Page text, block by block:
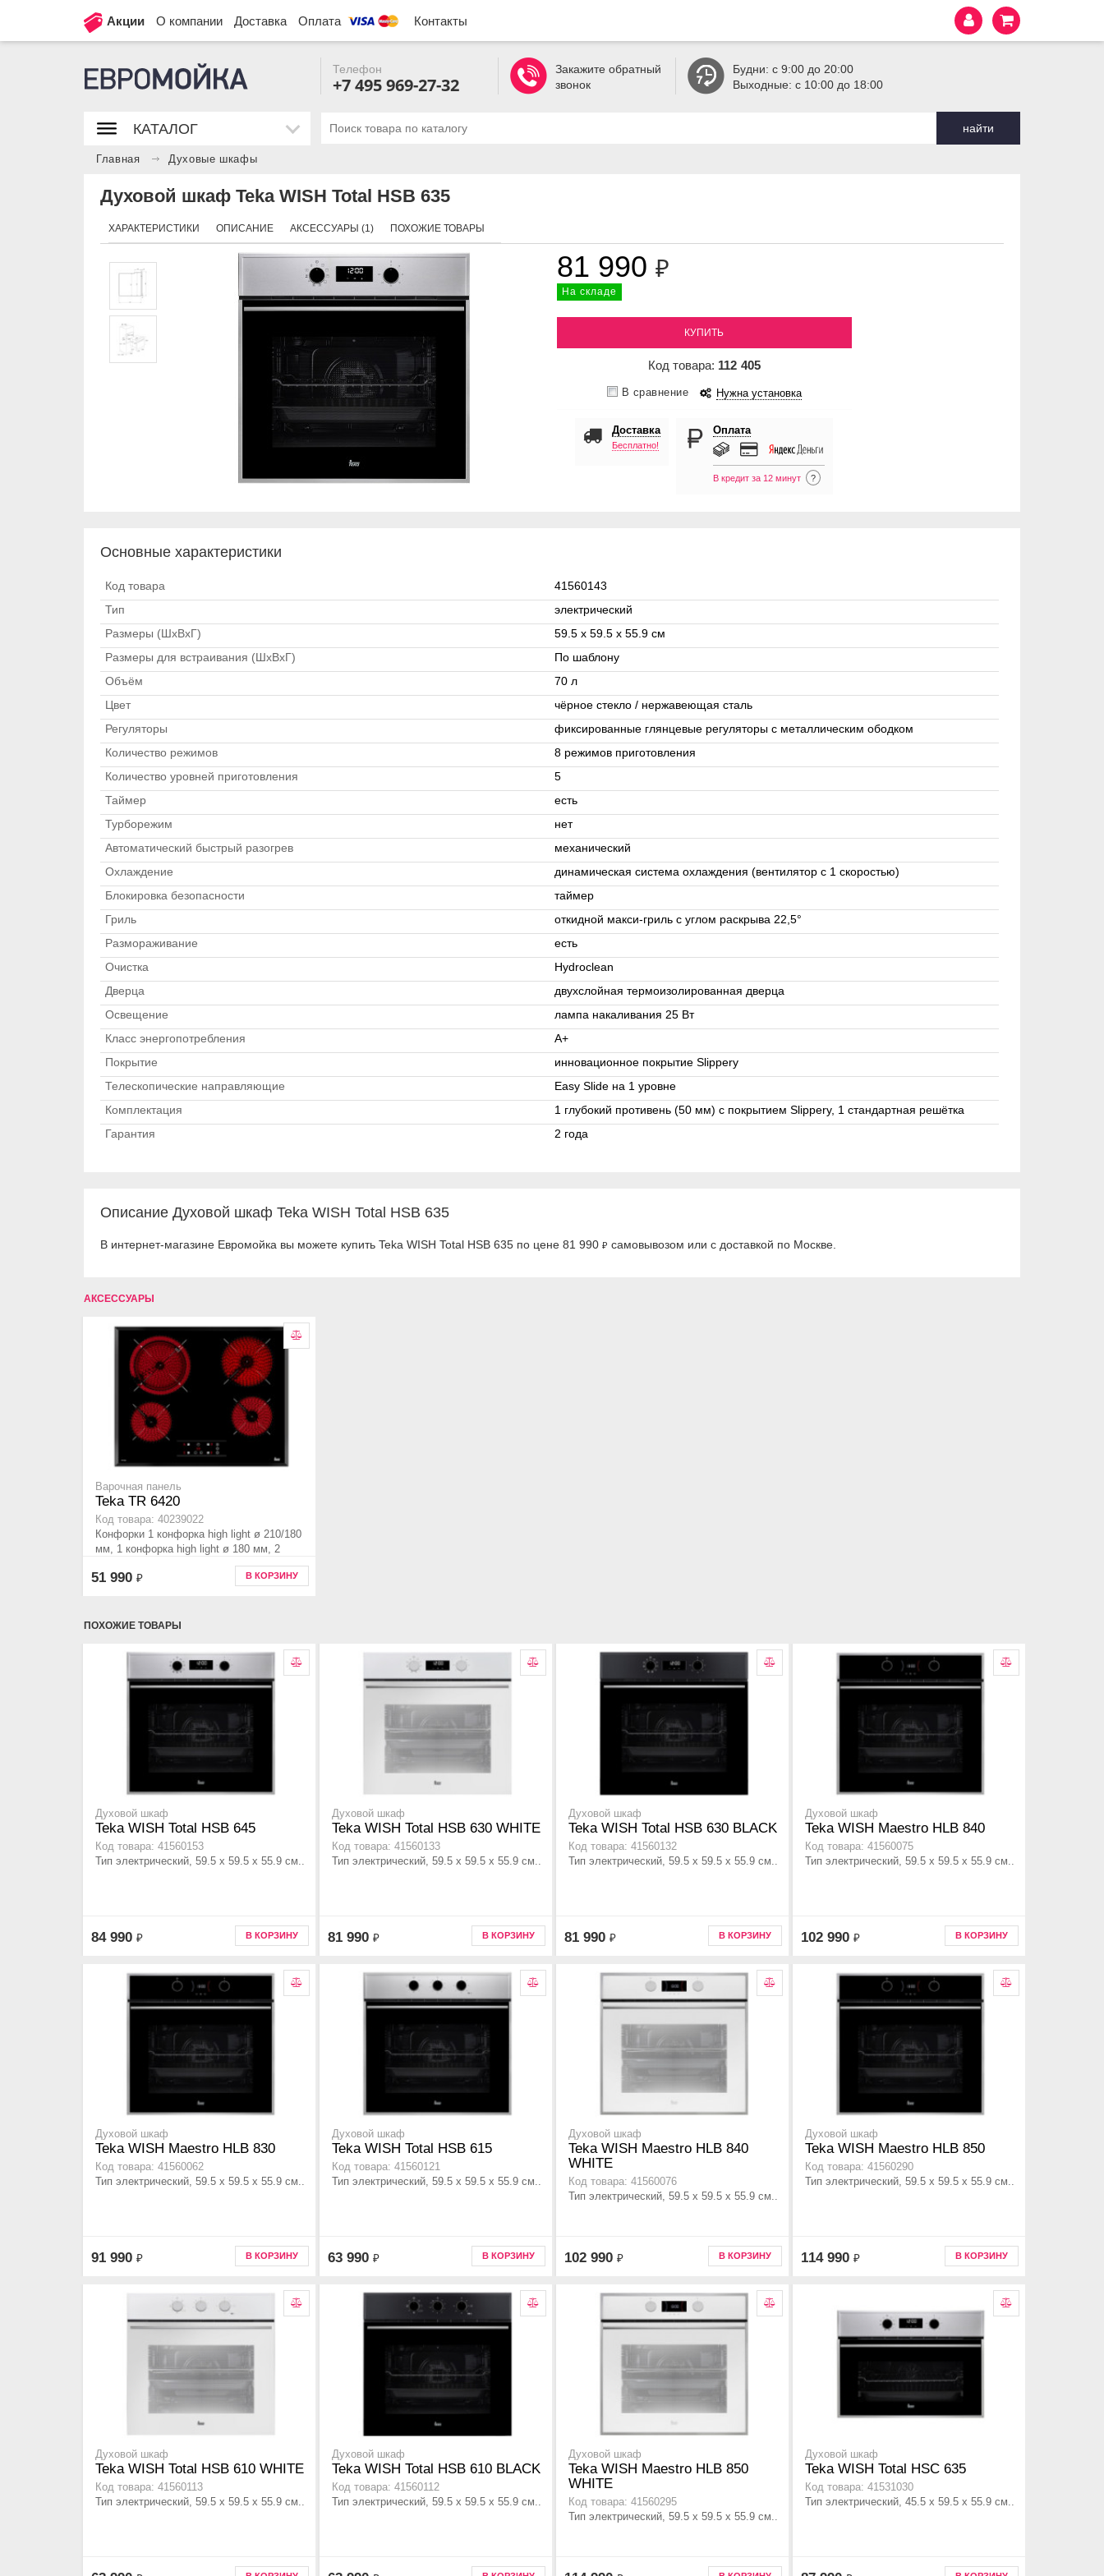
Акции О компании Доставка Оплата Контакты
Телефон
+7 495 969-27-32
Закажите обратный
звонок
Будни: с 9:00 до 20:00
Выходные: с 10:00 до 18:00
найти
КАТАЛОГ
Главная Духовые шкафы
Духовой шкаф Teka WISH Total HSB 635
ХАРАКТЕРИСТИКИ ОПИСАНИЕ АКСЕССУАРЫ (1) ПОХОЖИЕ ТОВАРЫ
81 990 ₽
На складе
КУПИТЬ
Код товара: 112 405
В сравнение Нужна установка
Доставка
Бесплатно!
Оплата
В кредит за 12 минут ?
Основные характеристики
Код товара
41560143
Тип
электрический
Размеры (ШхВхГ)
59.5 х 59.5 x 55.9 см
Размеры для встраивания (ШхВхГ)
По шаблону
Объём
70 л
Цвет
чёрное стекло / нержавеющая сталь
Регуляторы
фиксированные глянцевые регуляторы с металлическим ободком
Количество режимов
8 режимов приготовления
Количество уровней приготовления
5
Таймер
есть
Турборежим
нет
Автоматический быстрый разогрев
механический
Охлаждение
динамическая система охлаждения (вентилятор с 1 скоростью)
Блокировка безопасности
таймер
Гриль
откидной макси-гриль c углом раскрыва 22,5°
Размораживание
есть
Очистка
Hydroclean
Дверца
двухслойная термоизолированная дверца
Освещение
лампа накаливания 25 Вт
Класс энергопотребления
A+
Покрытие
инновационное покрытие Slippery
Телескопические направляющие
Easy Slide на 1 уровне
Комплектация
1 глубокий противень (50 мм) с покрытием Slippery, 1 стандартная решётка
Гарантия
2 года
Описание Духовой шкаф Teka WISH Total HSB 635
В интернет-магазине Евромойка вы можете купить Teka WISH Total HSB 635 по цене 81 990 ₽ самовывозом или с доставкой по Москве.
АКСЕССУАРЫ
Варочная панель
Teka TR 6420
Код товара: 40239022
Конфорки 1 конфорка high light ø 210/180
мм, 1 конфорка high light ø 180 мм, 2
конфорки high light ø 145 мм,
стеклокерамика
51 990 ₽ В КОРЗИНУ
ПОХОЖИЕ ТОВАРЫ
Духовой шкаф
Teka WISH Total HSB 645
Код товара: 41560153
Тип электрический, 59.5 х 59.5 x 55.9 см..
84 990 ₽ В КОРЗИНУ
Духовой шкаф
Teka WISH Total HSB 630 WHITE
Код товара: 41560133
Тип электрический, 59.5 х 59.5 x 55.9 см..
81 990 ₽ В КОРЗИНУ
Духовой шкаф
Teka WISH Total HSB 630 BLACK
Код товара: 41560132
Тип электрический, 59.5 х 59.5 x 55.9 см..
81 990 ₽ В КОРЗИНУ
Духовой шкаф
Teka WISH Maestro HLB 840
Код товара: 41560075
Тип электрический, 59.5 х 59.5 x 55.9 см..
102 990 ₽ В КОРЗИНУ
Духовой шкаф
Teka WISH Maestro HLB 830
Код товара: 41560062
Тип электрический, 59.5 х 59.5 x 55.9 см..
91 990 ₽ В КОРЗИНУ
Духовой шкаф
Teka WISH Total HSB 615
Код товара: 41560121
Тип электрический, 59.5 х 59.5 x 55.9 см..
63 990 ₽ В КОРЗИНУ
Духовой шкаф
Teka WISH Maestro HLB 840
WHITE
Код товара: 41560076
Тип электрический, 59.5 х 59.5 x 55.9 см..
102 990 ₽ В КОРЗИНУ
Духовой шкаф
Teka WISH Maestro HLB 850
Код товара: 41560290
Тип электрический, 59.5 х 59.5 x 55.9 см..
114 990 ₽ В КОРЗИНУ
Духовой шкаф
Teka WISH Total HSB 610 WHITE
Код товара: 41560113
Тип электрический, 59.5 х 59.5 x 55.9 см..
Духовой шкаф
Teka WISH Total HSB 610 BLACK
Код товара: 41560112
Тип электрический, 59.5 х 59.5 x 55.9 см..
Духовой шкаф
Teka WISH Maestro HLB 850
WHITE
Код товара: 41560295
Тип электрический, 59.5 х 59.5 x 55.9 см..
Духовой шкаф
Teka WISH Total HSC 635
Код товара: 41531030
Тип электрический, 45.5 х 59.5 x 55.9 см..